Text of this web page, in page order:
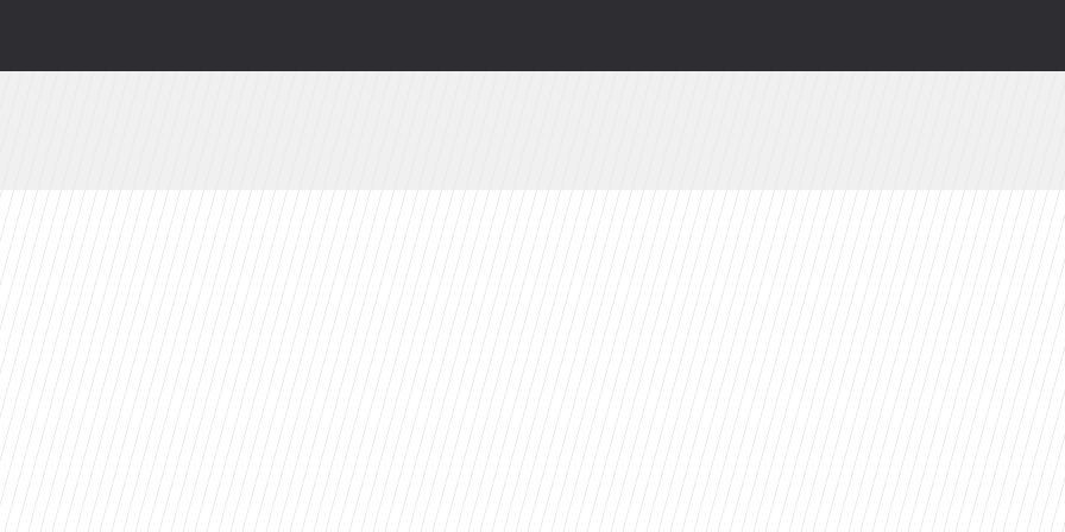
serial Disney+ to ekranizacja głośnej powieści